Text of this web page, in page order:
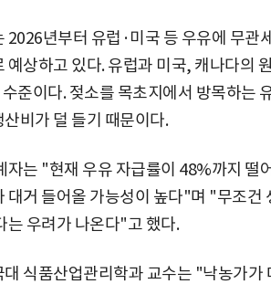
2026년부터 유럽·미국 등 우유에 무관
예상하고 있다. 유럽과 미국, 캐나다의
준이다. 젖소를 목초지에서 방목하는
비가 덜 들기 때문이다.
자는 "현재 우유 자급률이 48%까지 떨
대거 들어올 가능성이 높다"며 "무조건
는 우려가 나온다"고 했다.
대 식품산업관리학과 교수는 "낙농가가